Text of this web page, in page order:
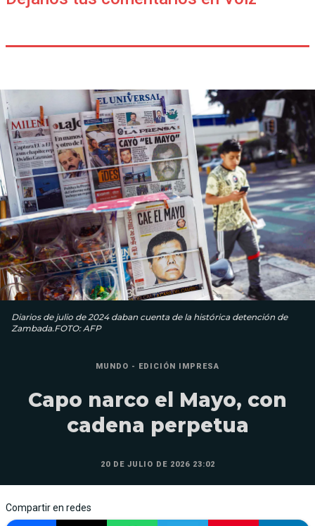
Diarios de julio de 2024 daban cuenta de la histórica detención de
Zambada.FOTO: AFP
MUNDO - EDICIÓN IMPRESA
Capo narco el Mayo, con
cadena perpetua
20 DE JULIO DE 2026 23:02
Compartir en redes